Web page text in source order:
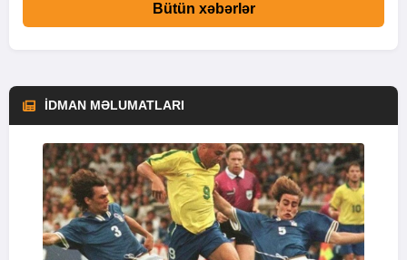
Bütün xəbərlər
İDMAN MƏLUMATLARI